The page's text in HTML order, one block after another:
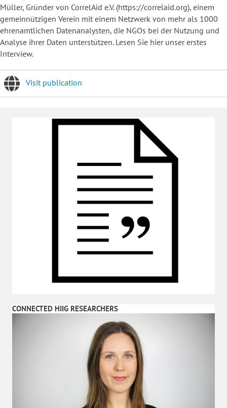
Müller, Gründer von CorrelAid e.V. (https://correlaid.org), einem
gemeinnützigen Verein mit einem Netzwerk von mehr als 1000
ehrenamtlichen Datenanalysten, die NGOs bei der Nutzung und
Analyse ihrer Daten unterstützen. Lesen Sie hier unser erstes
Interview.
Visit publication
CONNECTED HIIG RESEARCHERS